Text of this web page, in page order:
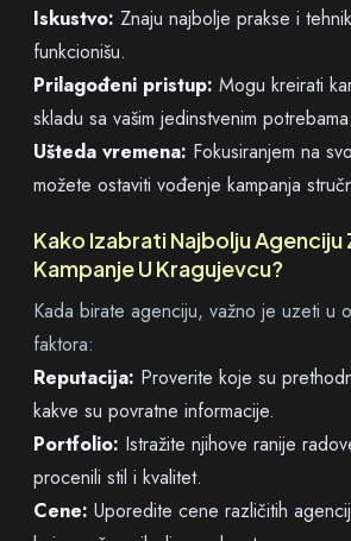
Iskustvo: Znaju najbolje prakse i
funkcionišu.
Prilagođeni pristup: Mogu kreirati
skladu sa vašim jedinstvenim potrebama.
Ušteda vremena: Fokusiranjem na
možete ostaviti vođenje kampanja
Kako Izabrati Najbolju Agenciju
Kampanje U Kragujevcu?
Kada birate agenciju, važno je uzeti u
faktora:
Reputacija: Proverite koje su
kakve su povratne informacije.
Portfolio: Istražite njihove ranije
procenili stil i kvalitet.
Cene: Uporedite cene različitih